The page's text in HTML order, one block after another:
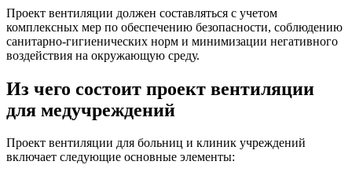
Проект вентиляции должен составляться с учетом
комплексных мер по обеспечению безопасности, соблюдению
санитарно-гигиенических норм и минимизации негативного
воздействия на окружающую среду.
Из чего состоит проект вентиляции
для медучреждений
Проект вентиляции для больниц и клиник учреждений
включает следующие основные элементы: